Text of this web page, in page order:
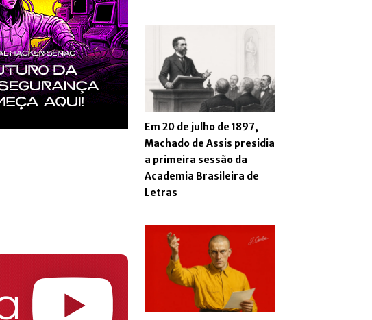
Em 20 de julho de 1897,
Machado de Assis presidia
a primeira sessão da
Academia Brasileira de
Letras